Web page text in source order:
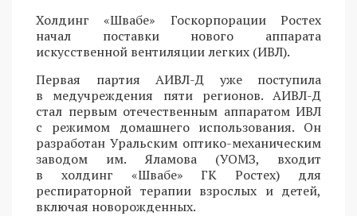
Холдинг «Швабе» Госкорпорации Ростех
начал поставки нового аппарата
искусственной вентиляции легких (ИВЛ).
Первая партия АИВЛ-Д уже поступила
в медучреждения пяти регионов. АИВЛ-Д
стал первым отечественным аппаратом ИВЛ
с режимом домашнего использования. Он
разработан Уральским оптико-механическим
заводом им. Яламова (УОМЗ, входит
в холдинг «Швабе» ГК Ростех) для
респираторной терапии взрослых и детей,
включая новорожденных.